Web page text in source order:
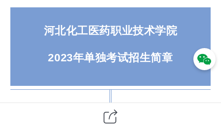
河北化工医药职业技术学院
2023年单独考试招生简章